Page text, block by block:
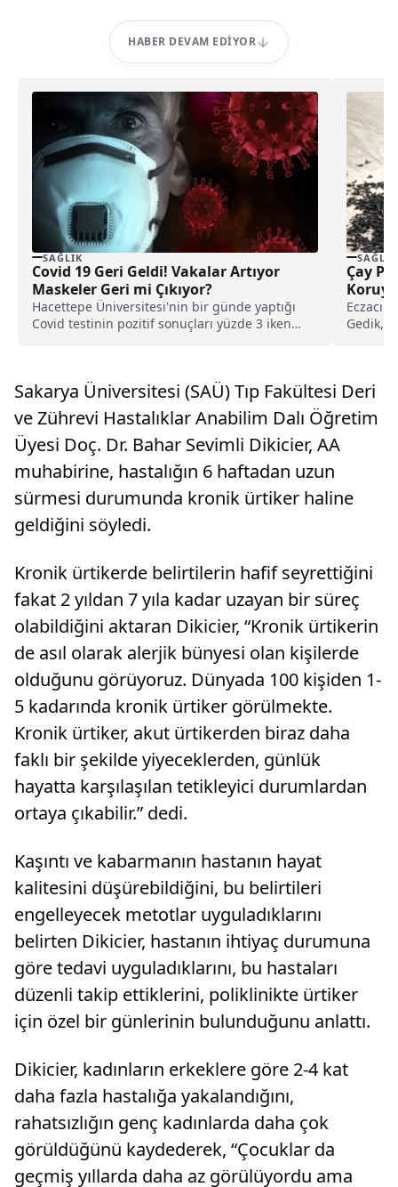
HABER DEVAM EDIYOR
SAĞLIK
Covid 19 Geri Geldi! Vakalar Artıyor
Maskeler Geri mi Çıkıyor?
Hacettepe Üniversitesi'nin bir günde yaptığı
Covid testinin pozitif sonuçları yüzde 3 iken
SAĞLIK
Çay
Gedik,
Sakarya Üniversitesi (SAÜ) Tıp Fakültesi Deri
ve Zührevi Hastalıklar Anabilim Dalı Öğretim
Üyesi Doç. Dr. Bahar Sevimli Dikicier, AA
muhabirine, hastalığın 6 haftadan uzun
sürmesi durumunda kronik ürtiker haline
geldiğini söyledi.
Kronik ürtikerde belirtilerin hafif seyrettiğini
fakat 2 yıldan 7 yıla kadar uzayan bir süreç
olabildiğini aktaran Dikicier, “Kronik ürtikerin
de asıl olarak alerjik bünyesi olan kişilerde
olduğunu görüyoruz. Dünyada 100 kişiden 1-
5 kadarında kronik ürtiker görülmekte.
Kronik ürtiker, akut ürtikerden biraz daha
faklı bir şekilde yiyeceklerden, günlük
hayatta karşılaşılan tetikleyici durumlardan
ortaya çıkabilir.” dedi.
Kaşıntı ve kabarmanın hastanın hayat
kalitesini düşürebildiğini, bu belirtileri
engelleyecek metotlar uyguladıklarını
belirten Dikicier, hastanın ihtiyaç durumuna
göre tedavi uyguladıklarını, bu hastaları
düzenli takip ettiklerini, poliklinikte ürtiker
için özel bir günlerinin bulunduğunu anlattı.
Dikicier, kadınların erkeklere göre 2-4 kat
daha fazla hastalığa yakalandığını,
rahatsızlığın genç kadınlarda daha çok
görüldüğünü kaydederek, “Çocuklar da
geçmiş yıllarda daha az görülüyordu ama